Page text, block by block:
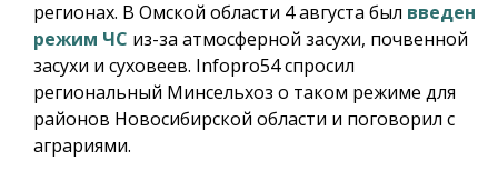
регионах. В Омской области 4 августа был введен
режим ЧС из-за атмосферной засухи, почвенной
засухи и суховеев. Infopro54спросил
региональный Минсельхоз о таком режиме для
районов Новосибирской области и поговорил с
аграриями.